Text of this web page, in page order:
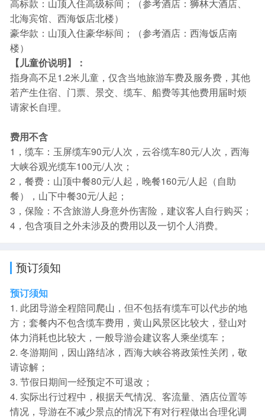
高标款：山顶入住高级标间；（参考酒店：狮林大酒店、
北海宾馆、西海饭店北楼）
豪华款：山顶入住豪华标间；（参考酒店：西海饭店南
楼）
【儿童价说明】：
指身高不足1.2米儿童，仅含当地旅游车费及服务费，其他
若产生住宿、门票、景交、缆车、船费等其他费用届时烦
请家长自理。
费用不含
1，缆车：玉屏缆车90元/人次，云谷缆车80元/人次，西海
大峡谷观光缆车100元/人次；
2，餐费：山顶中餐80元/人起，晚餐160元/人起（自助
餐），山下中餐30元/人起；
3，保险：不含旅游人身意外伤害险，建议客人自行购买；
4，包含项目之外未涉及的费用以及一切个人消费。
预订须知
预订须知
1. 此团导游全程陪同爬山，但不包括有缆车可以代步的地
方；套餐内不包含缆车费用，黄山风景区比较大，登山对
体力消耗也比较大，一般导游会建议客人乘坐缆车；
2. 冬游期间，因山路结冰，西海大峡谷将政策性关闭，敬
请谅解；
3. 节假日期间一经预定不可退改；
4. 实际出行过程中，根据天气情况、客流量、酒店位置等
情况，导游在不减少景点的情况下有对行程做出合理化调